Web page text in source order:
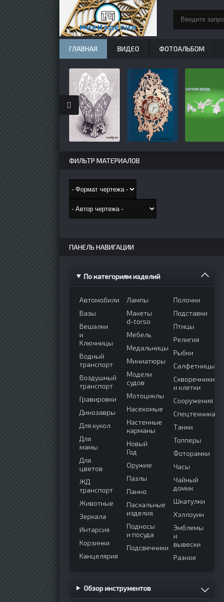
ФИЛЬТР МАТЕРИАЛОВ
ПАНЕЛЬ НАВИГАЦИИ
По категориям изделий
Автомобили
Вазы
Вешалки
и
Ключницы
Водный
транспорт
Воздушный
транспорт
Гравировки
Динозавры
Для кукол
Для
мамы
Для
цветов
ЖД
транспорт
Животные
Зеркала
Интарсия
Корзинки
Канцелярия
Лампы
Макеты
d-torso
Мебель
Медальницы
Миниатюры
Модели
судов
Мотоциклы
Насекомые
Настенные
карманы
Новый
Год
Оружие
Пазлы
Панно
Пасхальные
изделия
Подносы
и посуда
Подсвечники
Полочки
Подставки
Птицы
Религия
Рыбки
Салфетницы
Скворечники
и клетки
Сооружения
Спецтехника
Танки
Топперы
Фоторамки
Часы
Чайный
домик
Шкатулки
Хэллоуин
Эмблемы
и
вывески
Разное
Обзор инструментов
ГЛАВНАЯ ВИДЕО ФОТОАЛЬБОМ